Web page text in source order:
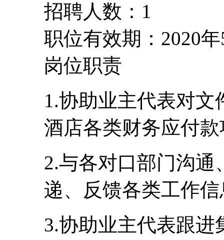
招聘人数：1
职位有效期：2020
岗位职责
1.协助业主代表对
酒店各类财务应付
2.与各对口部门沟
递、反馈各类工作
3.协助业主代表跟